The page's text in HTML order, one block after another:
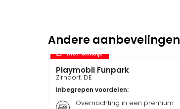
Andere aanbevelingen
incl. ontbijt
Playmobil Funpark
Zirndorf, DE
Inbegrepen voordelen:
Overnachting in een premium